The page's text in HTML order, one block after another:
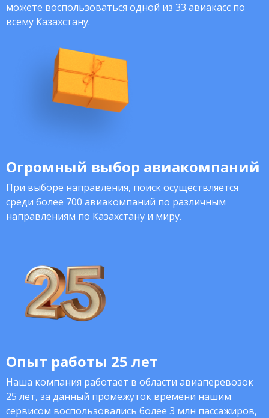
можете воспользоваться одной из 33 авиакасс по
всему Казахстану.
Огромный выбор авиакомпаний
При выборе направления, поиск осуществляется
среди более 700 авиакомпаний по различным
направлениям по Казахстану и миру.
Опыт работы 25 лет
Наша компания работает в области авиаперевозок
25 лет, за данный промежуток времени нашим
сервисом воспользовались более 3 млн пассажиров,